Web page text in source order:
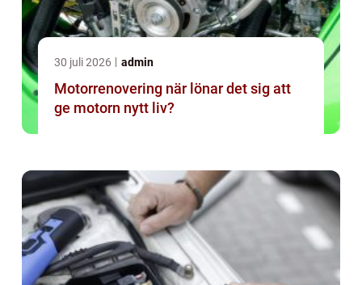
30 juli 2026 admin
Motorrenovering när lönar det sig att
ge motorn nytt liv?